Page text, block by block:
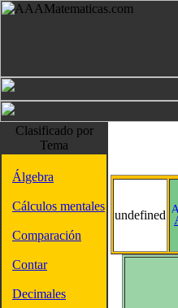
Clasificado por
Tema
Álgebra
Cálculos mentales
Comparación
Contar
Decimales
undefined